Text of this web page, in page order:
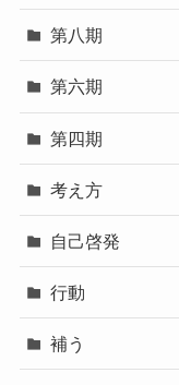
第八期
第六期
第四期
考え方
自己啓発
行動
補う